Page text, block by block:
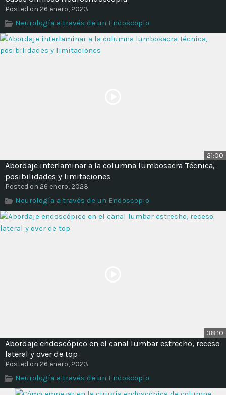
Posted on 26 enero, 2023
Neurología a través de un Endoscopio
21:00
Abordaje interlaminar a la columna lumbosacra Técnica,
posibilidades y limitaciones
Posted on 26 enero, 2023
Neurología a través de un Endoscopio
38:10
Abordaje endoscópico en el canal lumbar estrecho, receso
lateral y over de top
Posted on 26 enero, 2023
Neurología a través de un Endoscopio